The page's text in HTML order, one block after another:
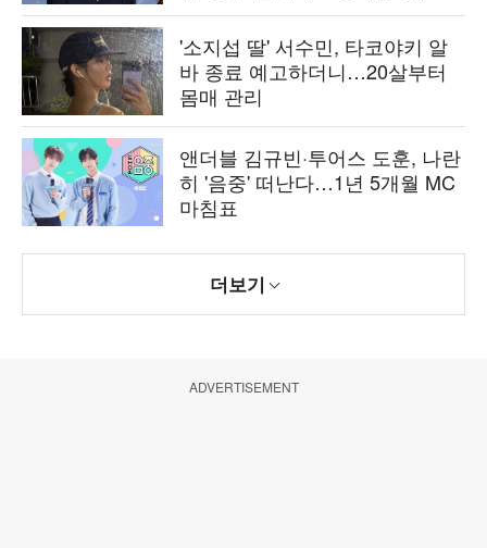
'소지섭 딸' 서수민, 타코야키 알
바 종료 예고하더니…20살부터
몸매 관리
앤더블 김규빈·투어스 도훈, 나란
히 '음중' 떠난다…1년 5개월 MC
마침표
더보기
ADVERTISEMENT